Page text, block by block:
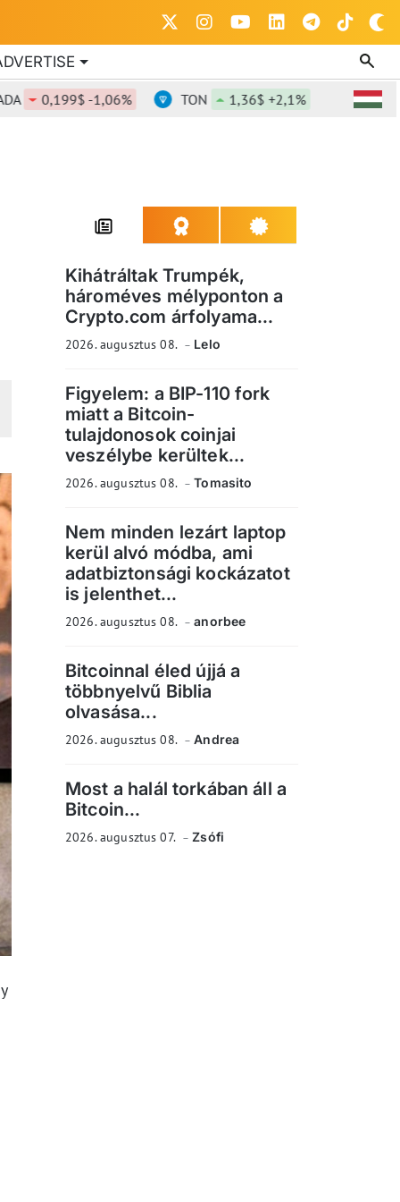
-1,06% TON 1,36$ +2,1% 0,82$
Kihátráltak Trumpék,
hároméves mélyponton a
Crypto.com árfolyama...
2026. augusztus 08. Lelo
Figyelem: a BIP-110 fork
miatt a Bitcoin-
tulajdonosok coinjai
veszélybe kerültek...
2026. augusztus 08. Tomasito
Nem minden lezárt laptop
kerül alvó módba, ami
adatbiztonsági kockázatot
is jelenthet...
2026. augusztus 08. anorbee
Bitcoinnal éled újjá a
többnyelvű Biblia
olvasása...
2026. augusztus 08. Andrea
Most a halál torkában áll a
Bitcoin...
2026. augusztus 07. Zsófi